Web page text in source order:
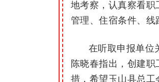
地考察，认真察看
管理、住宿条件、线
在听取申报单位
陈晓春指出，创建
措，希望玉山县总